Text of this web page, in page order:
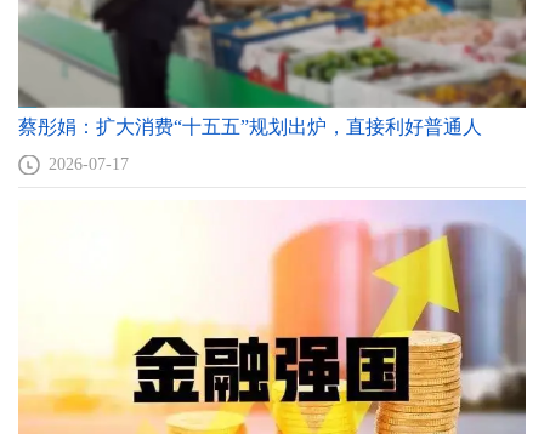
蔡彤娟：扩大消费“十五五”规划出炉，直接利好普通人
2026-07-17